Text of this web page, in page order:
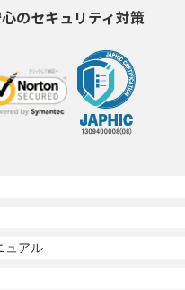
のセキュリティ対策
ュアル